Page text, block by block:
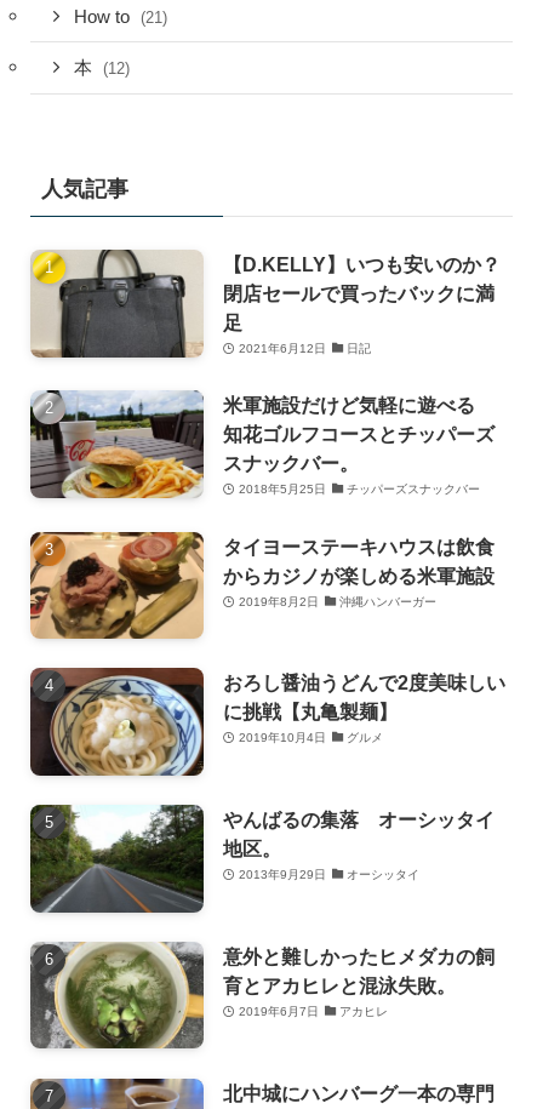
How to (21)
本 (12)
人気記事
【D.KELLY】いつも安いのか？
閉店セールで買ったバックに満
足
2021年6月12日 日記
米軍施設だけど気軽に遊べる
知花ゴルフコースとチッパーズ
スナックバー。
2018年5月25日 チッパーズスナックバー
タイヨーステーキハウスは飲食
からカジノが楽しめる米軍施設
2019年8月2日 沖縄ハンバーガー
おろし醤油うどんで2度美味しい
に挑戦【丸亀製麺】
2019年10月4日 グルメ
やんばるの集落 オーシッタイ
地区。
2013年9月29日 オーシッタイ
意外と難しかったヒメダカの飼
育とアカヒレと混泳失敗。
2019年6月7日 アカヒレ
北中城にハンバーグ一本の専門